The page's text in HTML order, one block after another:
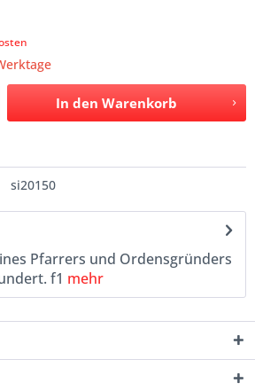
In den Warenkorb
si20150
Pfarrers und Ordensgründers
f1 mehr